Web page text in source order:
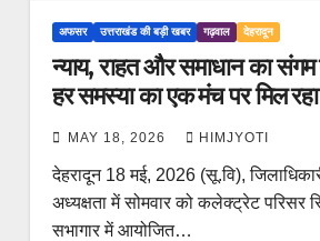
अफसर उत्तराखंड की बड़ी खबर गढ़वाल देहरादून
न्याय, राहत और समाधान का
हर समस्या का एक मंच पर मिल
MAY 18, 2026 HIMJYOTI
देहरादून 18 मई, 2026 (सू.वि),
अध्यक्षता में सोमवार को कलेक्ट्रेट परिसर
सभागार में आयोजित…